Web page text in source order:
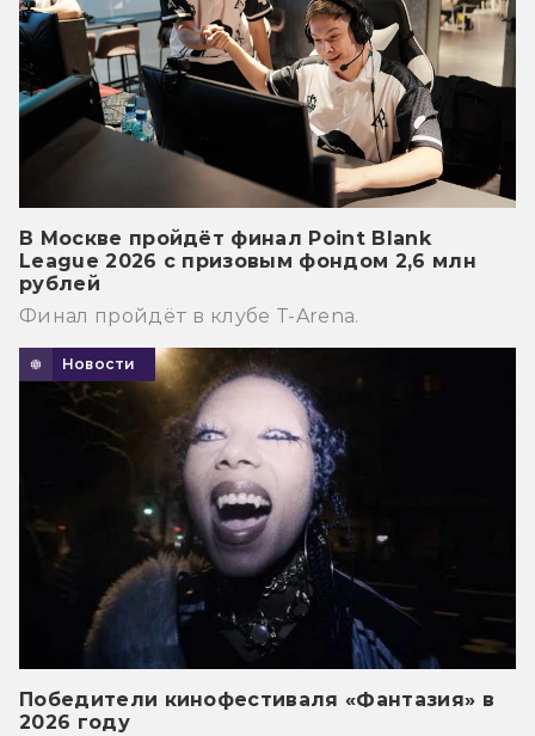
В Москве пройдёт финал Point Blank
League 2026 с призовым фондом 2,6 млн
рублей
Финал пройдёт в клубе T-Arena.
Новости
Победители кинофестиваля «Фантазия» в
2026 году